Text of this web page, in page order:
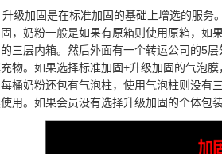
加固是在标准加固的基础上增选的服务
，奶粉一般是如果有原箱则使用原箱，如
三层内箱。然后外面有一个转运公司的5
物。如果选择标准加固+升级加固的气泡
桶奶粉还包有气泡柱，使用气泡柱则没有
用。如果会员没有选择升级加固的个体包